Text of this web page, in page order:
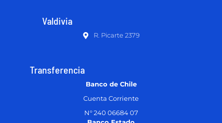
Valdivia
R. Picarte 2379
Transferencia
Banco de Chile
Cuenta Corriente
N° 240 06684 07